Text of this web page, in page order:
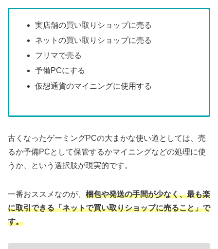
実店舗の買い取りショップに売る
ネットの買い取りショップに売る
フリマで売る
予備PCにする
仮想通貨のマイニングに使用する
古くなったゲーミングPCの大まかな使い道としては、売
るか予備PCとして保管するかマイニングなどの処理に使
うか、という選択肢が現実的です。
一番おススメなのが、 梱包や発送の手間が少なく、最も楽
に取引できる「ネットで買い取りショップに売ること」で
す。